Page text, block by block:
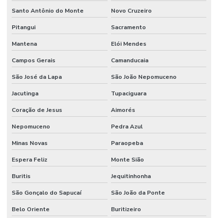
Santo Antônio do Monte Novo Cruzeiro
Pitangui Sacramento
Mantena Elói Mendes
Campos Gerais Camanducaia
São José da Lapa São João Nepomuceno
Jacutinga Tupaciguara
Coração de Jesus Aimorés
Nepomuceno Pedra Azul
Minas Novas Paraopeba
Espera Feliz Monte Sião
Buritis Jequitinhonha
São Gonçalo do Sapucaí São João da Ponte
Belo Oriente Buritizeiro